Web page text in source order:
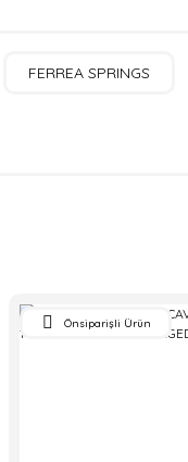
FERREA SPRINGS
Önsiparişli Ürün